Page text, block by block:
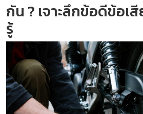
กัน ? เจาะลึกข้อดีข้อเ
รู้